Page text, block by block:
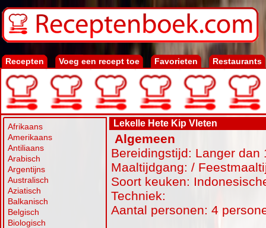
Recepten Voeg een recept toe Favorieten Restaurants
Afrikaans
Amerikaans
Antiliaans
Arabisch
Argentijns
Australisch
Aziatisch
Balkanisch
Belgisch
Biologisch
Lekelle Hete Kip Vleten
Algemeen
Bereidingstijd: Langer dan
Maaltijdgang: /
Soort keuken:
Techniek:
Aantal personen: 4